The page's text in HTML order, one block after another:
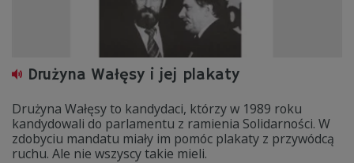
Drużyna Wałęsy i jej plakaty
Drużyna Wałęsy to kandydaci, którzy w 1989 roku
kandydowali do parlamentu z ramienia Solidarności. W
zdobyciu mandatu miały im pomóc plakaty z przywódcą
ruchu. Ale nie wszyscy takie mieli.